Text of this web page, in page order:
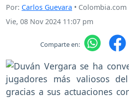
Por: Carlos Guevara • Colombia.com
Vie, 08 Nov 2024 11:07 pm
Comparte en: